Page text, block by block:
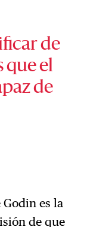
de
que el
de
es la
de que